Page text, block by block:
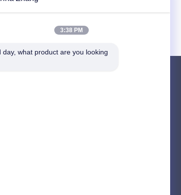
3:38 PM
day, what product are you looking